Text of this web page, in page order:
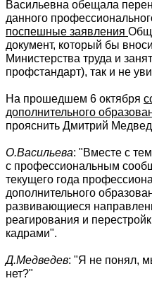
Васильевна обещала
данного
поспешные заявления
документ, который бы
Министерства труда и
профстандарт), так и не
На прошедшем 6 октября
дополнительного
прояснить Дмитрий
О.Васильева: "Вместе с
с профессиональным
текущего года
дополнительного
развивающиеся
реагирования и
кадрами".
Д.Медведев: "Я не понял,
нет?"